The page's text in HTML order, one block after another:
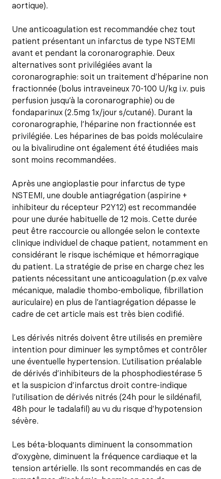
aortique).
Une anticoagulation est recommandée chez tout
patient présentant un infarctus de type NSTEMI
avant et pendant la coronarographie. Deux
alternatives sont privilégiées avant la
coronarographie: soit un traitement d’héparine non
fractionnée (bolus intraveineux 70-100 U/kg i.v. puis
perfusion jusqu’à la coronarographie) ou de
fondaparinux (2.5mg 1x/jour s/cutané). Durant la
coronarographie, l’héparine non fractionnée est
privilégiée. Les héparines de bas poids moléculaire
ou la bivalirudine ont également été étudiées mais
sont moins recommandées.
Après une angioplastie pour infarctus de type
NSTEMI, une double antiagrégation (aspirine +
inhibiteur du récepteur P2Y12) est recommandée
pour une durée habituelle de 12 mois. Cette durée
peut être raccourcie ou allongée selon le contexte
clinique individuel de chaque patient, notamment en
considérant le risque ischémique et hémorragique
du patient. La stratégie de prise en charge chez les
patients nécessitant une anticoagulation (p.ex valve
mécanique, maladie thombo-embolique, fibrillation
auriculaire) en plus de l’antiagrégation dépasse le
cadre de cet article mais est très bien codifié.
Les dérivés nitrés doivent être utilisés en première
intention pour diminuer les symptômes et contrôler
une éventuelle hypertension. L’utilisation préalable
de dérivés d’inhibiteurs de la phosphodiestérase 5
et la suspicion d’infarctus droit contre-indique
l’utilisation de dérivés nitrés (24h pour le sildénafil,
48h pour le tadalafil) au vu du risque d’hypotension
sévère.
Les béta-bloquants diminuent la consommation
d’oxygène, diminuent la fréquence cardiaque et la
tension artérielle. Ils sont recommandés en cas de